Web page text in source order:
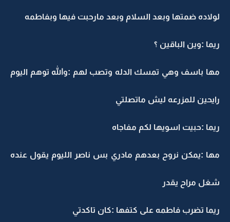
لولاده ضمتها وبعد السلام وبعد مارحبت فيها وبفاطمه
ريما :وين الباقين ؟
مها باسف وهي تمسك الدله وتصب لهم :والله توهم اليوم
رايحين للمزرعه ليش ماتصلتي
ريما :حبيت اسويها لكم مفاجاه
مها :يمكن نروح بعدهم مادري بس ناصر الليوم يقول عنده
شغل مراح يقدر
ريما تضرب فاطمه على كتفها :كان تاكدتي